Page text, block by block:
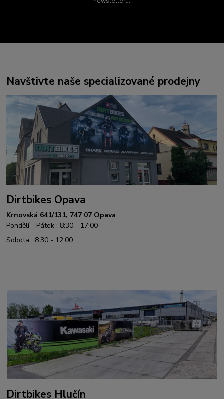
Navštivte naše specializované prodejny
Dirtbikes Opava
Krnovská 641/131, 747 07 Opava
Pondělí - Pátek : 8:30 - 17:00
Sobota : 8:30 - 12:00
Dirtbikes Hlučín